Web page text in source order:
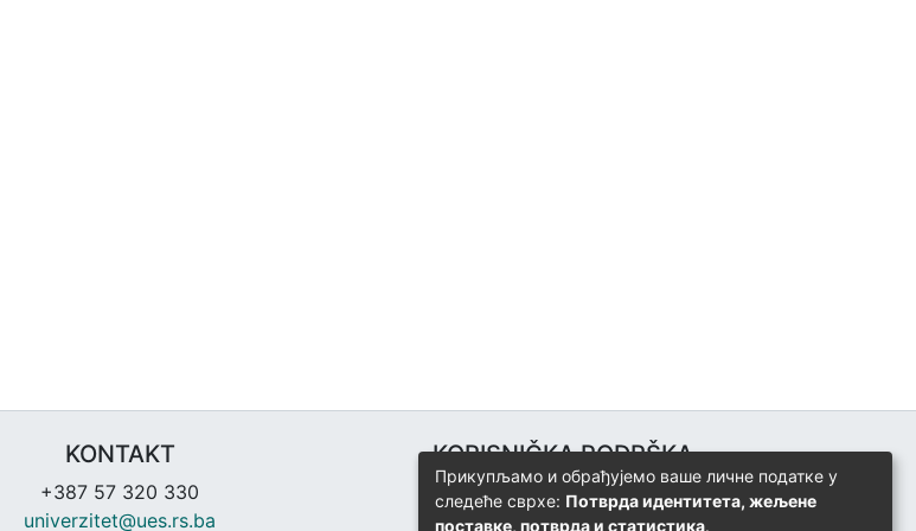
KONTAKT
+387 57 320 330
univerzitet@ues.rs.ba
KORISNIČKA PODRŠKA
Univerzitetski računarski centar
+387 57 320 140
Прикупљамо и обрађујемо ваше личне податке у
следеће сврхе: Потврда идентитета, жељене
поставке, потврда и статистика.